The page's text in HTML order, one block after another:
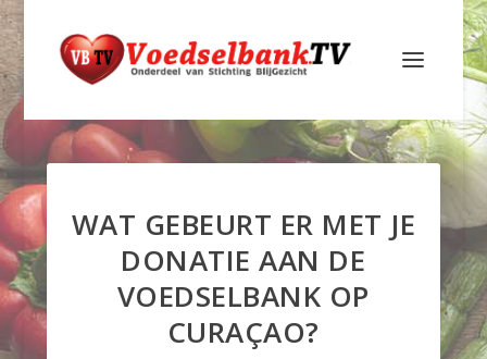
WAT GEBEURT ER MET JE
DONATIE AAN DE
VOEDSELBANK OP
CURAÇAO?